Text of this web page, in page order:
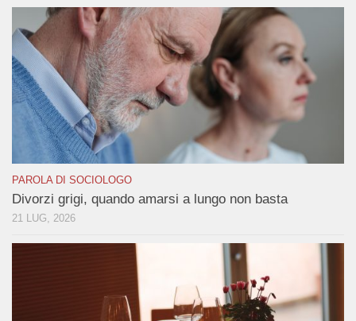
PAROLA DI SOCIOLOGO
Divorzi grigi, quando amarsi a lungo non basta
21 LUG, 2026